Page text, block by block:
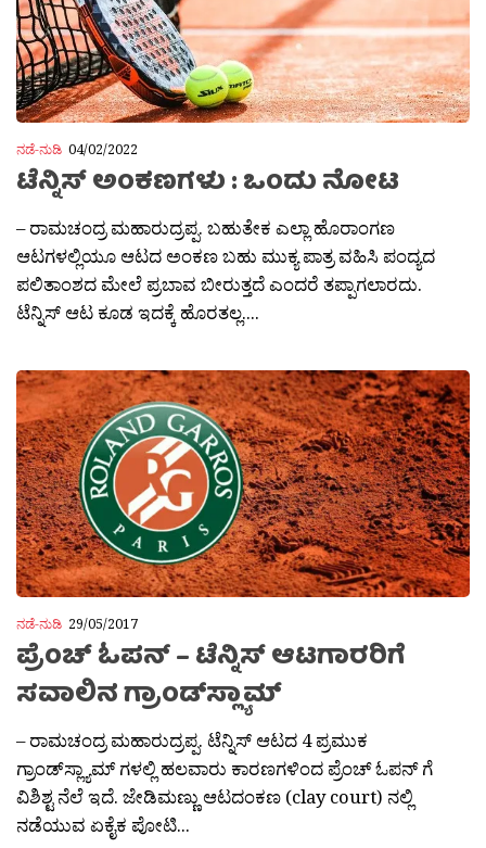
ನಡೆ-ನುಡಿ 04/02/2022
ಟೆನ್ನಿಸ್ ಅಂಕಣಗಳು : ಒಂದು ನೋಟ
– ರಾಮಚಂದ್ರ ಮಹಾರುದ್ರಪ್ಪ. ಬಹುತೇಕ ಎಲ್ಲಾ ಹೊರಾಂಗಣ
ಆಟಗಳಲ್ಲಿಯೂ ಆಟದ ಅಂಕಣ ಬಹು ಮುಕ್ಯ ಪಾತ್ರ ವಹಿಸಿ ಪಂದ್ಯದ
ಪಲಿತಾಂಶದ ಮೇಲೆ ಪ್ರಬಾವ ಬೀರುತ್ತದೆ ಎಂದರೆ ತಪ್ಪಾಗಲಾರದು.
ಟೆನ್ನಿಸ್ ಆಟ ಕೂಡ ಇದಕ್ಕೆ ಹೊರತಲ್ಲ....
ನಡೆ-ನುಡಿ 29/05/2017
ಪ್ರೆಂಚ್ ಓಪನ್ – ಟೆನ್ನಿಸ್ ಆಟಗಾರರಿಗೆ
ಸವಾಲಿನ ಗ್ರಾಂಡ್‌ಸ್ಲ್ಯಾಮ್
– ರಾಮಚಂದ್ರ ಮಹಾರುದ್ರಪ್ಪ. ಟೆನ್ನಿಸ್ ಆಟದ 4 ಪ್ರಮುಕ
ಗ್ರಾಂಡ್‌ಸ್ಲ್ಯಾಮ್ ಗಳಲ್ಲಿ ಹಲವಾರು ಕಾರಣಗಳಿಂದ ಪ್ರೆಂಚ್ ಓಪನ್ ಗೆ
ವಿಶಿಶ್ಟ ನೆಲೆ ಇದೆ. ಜೇಡಿಮಣ್ಣು ಆಟದಂಕಣ (clay court) ನಲ್ಲಿ
ನಡೆಯುವ ಏಕೈಕ ಪೋಟಿ...